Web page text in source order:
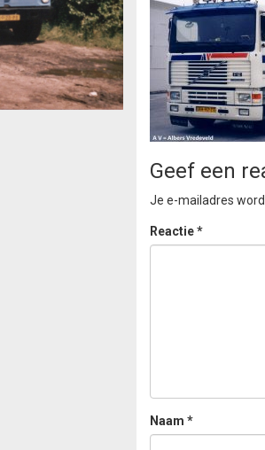
Geef een
Je e-mailadres
Reactie*
Naam *